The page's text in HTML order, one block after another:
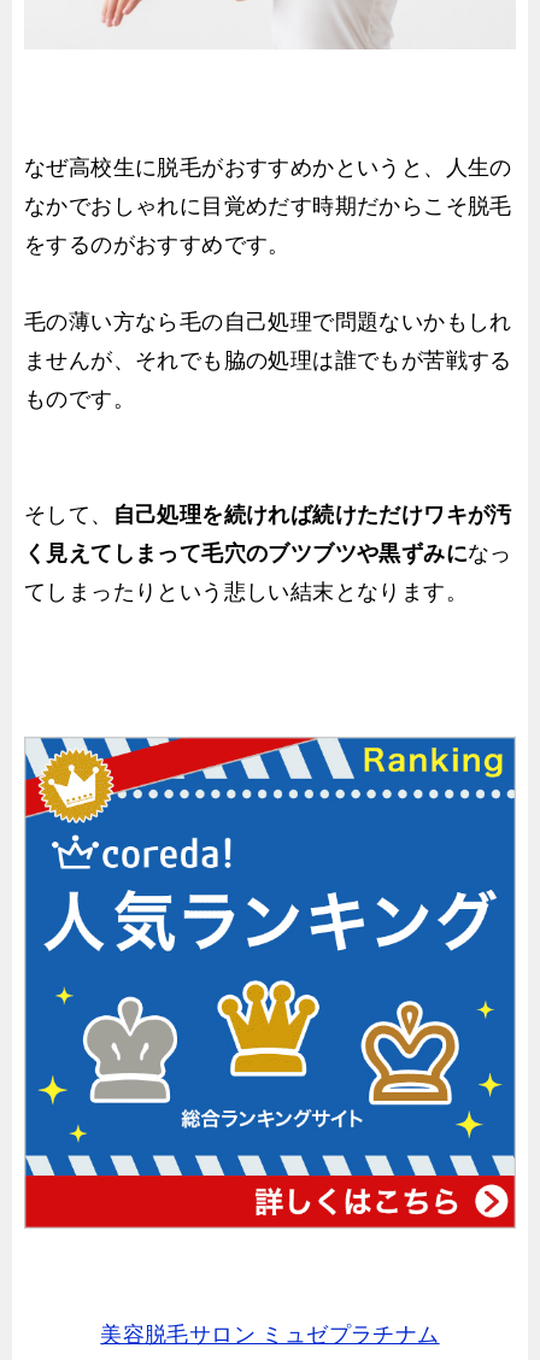
なぜ高校生に脱毛がおすすめかというと、人生の
なかでおしゃれに目覚めだす時期だからこそ脱毛
をするのがおすすめです。
毛の薄い方なら毛の自己処理で問題ないかもしれ
ませんが、それでも脇の処理は誰でもが苦戦する
ものです。
そして、
自己処理を続ければ続けただけワキが汚
く見えてしまって毛穴のブツブツや黒ずみになっ
てしまったりという悲しい結末となります。
美容脱毛サロン ミュゼプラチナム